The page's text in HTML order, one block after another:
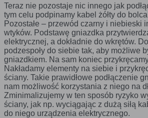
wyświetlania reklam
(domeny)
Lokalizacja
umożliwiają
informacji do lokalizacji
Analizy i
badania,
audyt
oglądalności
umożliwiają właścicielom
zrozumieć preferencje
poprzez analizę ulepszać
i usługi. Zazwyczaj
firma badawcza zbiera
informacje i przetwarza
trendów bez
osobowych
Teraz nie pozostaje nic innego jak
tym celu podpinamy kabel żółty do
Pozostałe – przewód czarny i niebieski
wtyków. Podstawę gniazdka
elektrycznej, a dokładnie do wkrętów.
podzespoły do siebie tak, aby możliwe
gniazdkiem. Na sam koniec
Nakładamy elementy na siebie i
ściany. Takie prawidłowe podłączenie
nam możliwość korzystania z niego na
Zminimalizujemy w ten sposób ryzyko
ściany, jak np. wyciągając z dużą siłą
do niego urządzenia elektrycznego.